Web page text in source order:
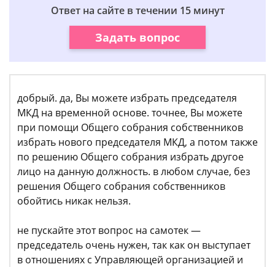
Ответ на сайте в течении 15 минут
Задать вопрос
добрый. да, Вы можете избрать председателя
МКД на временной основе. точнее, Вы можете
при помощи Общего собрания собственников
избрать нового председателя МКД, а потом также
по решению Общего собрания избрать другое
лицо на данную должность. в любом случае, без
решения Общего собрания собственников
обойтись никак нельзя.
не пускайте этот вопрос на самотек —
председатель очень нужен, так как он выступает
в отношениях с Управляющей организацией и